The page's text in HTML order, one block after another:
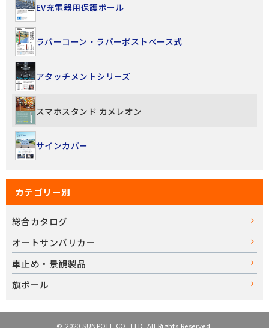
EV充電器用保護ポール
ラバーコーン・ラバーポストベース式
アタッチメントシリーズ
スマホスタンド カメレオン
サインカバー
カテゴリー別
総合カタログ
オートサンバリカー
車止め・景観製品
旗ポール
© 2020 SUNPOLE CO.,LTD. All Rights Reserved.